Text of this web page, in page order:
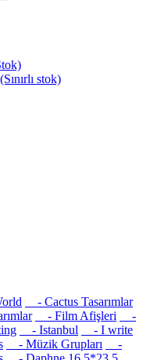
stok)
- Cactus Tasarımlar
- Film Afişleri
-
- Istanbul
- I write
- Müzik Grupları
-